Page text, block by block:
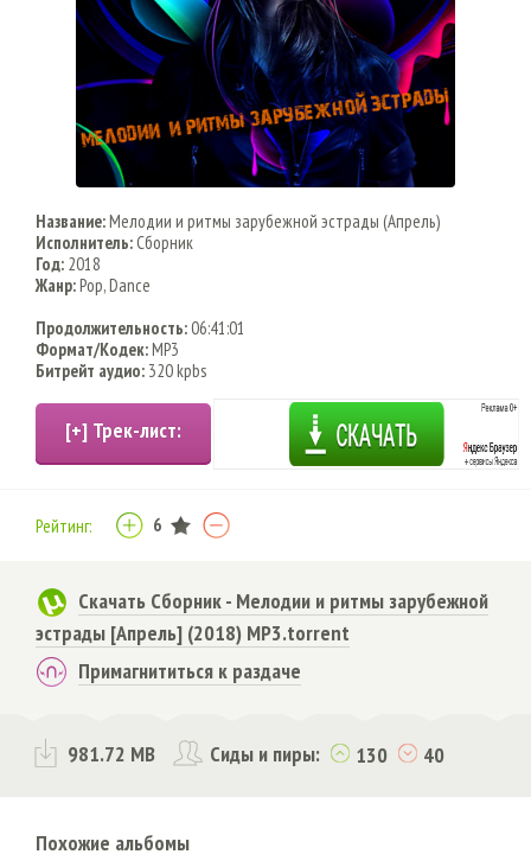
Название:Мелодии и ритмы зарубежной эстрады (Апрель)
Исполнитель:Сборник
Год: 2018
Жанр:Pop, Dance
Продолжительность:06:41:01
Формат/Кодек:MP3
Битрейт аудио: 320 kpbs
Рейтинг: 6
Скачать Сборник - Мелодии и ритмы зарубежной
эстрады [Апрель] (2018) MP3.torrent
Примагнититься к раздаче
981.72 MB Сиды и пиры: 130 40
Похожие альбомы